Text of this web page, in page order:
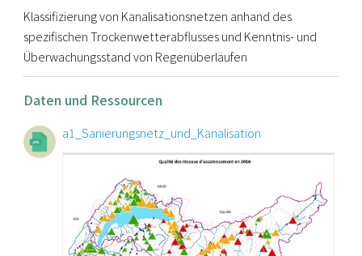
Klassifizierung von Kanalisationsnetzen anhand des
spezifischen Trockenwetterabflusses und Kenntnis- und
Überwachungsstand von Regenüberläufen
Daten und Ressourcen
a1_Sanierungsnetz_und_Kanalisation